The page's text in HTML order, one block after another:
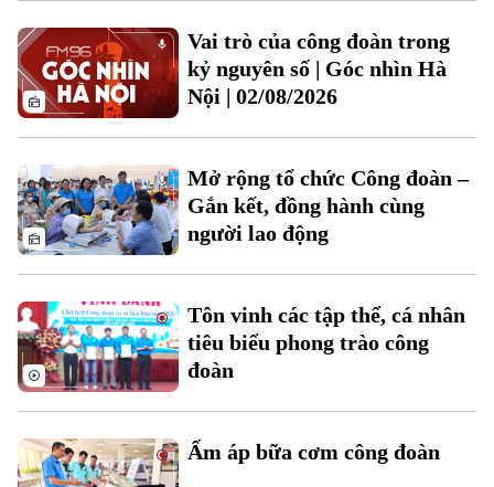
Xu hướng
Vai trò của công đoàn trong
kỷ nguyên số | Góc nhìn Hà
Nội | 02/08/2026
Mở rộng tổ chức Công đoàn –
Gắn kết, đồng hành cùng
người lao động
Tôn vinh các tập thể, cá nhân
tiêu biểu phong trào công
đoàn
Ấm áp bữa cơm công đoàn